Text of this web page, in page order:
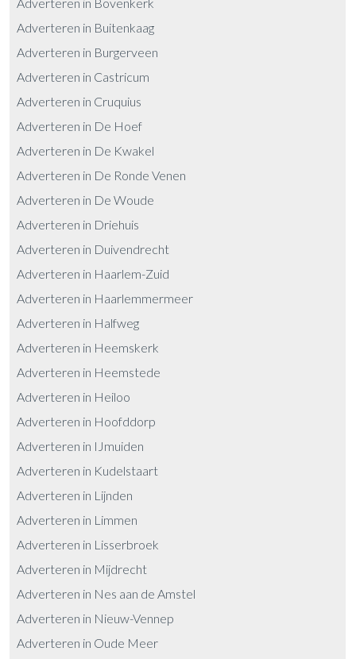
Adverteren in Buitenkaag
Adverteren in Burgerveen
Adverteren in Castricum
Adverteren in Cruquius
Adverteren in De Hoef
Adverteren in De Kwakel
Adverteren in De Ronde Venen
Adverteren in De Woude
Adverteren in Driehuis
Adverteren in Duivendrecht
Adverteren in Haarlem-Zuid
Adverteren in Haarlemmermeer
Adverteren in Halfweg
Adverteren in Heemskerk
Adverteren in Heemstede
Adverteren in Heiloo
Adverteren in Hoofddorp
Adverteren in IJmuiden
Adverteren in Kudelstaart
Adverteren in Lijnden
Adverteren in Limmen
Adverteren in Lisserbroek
Adverteren in Mijdrecht
Adverteren in Nes aan de Amstel
Adverteren in Nieuw-Vennep
Adverteren in Oude Meer